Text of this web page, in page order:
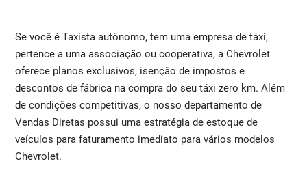
Se você é Taxista autônomo, tem uma empresa de táxi,
pertence a uma associação ou cooperativa, a Chevrolet
oferece planos exclusivos, isenção de impostos e
descontos de fábrica na compra do seu táxi zero km. Além
de condições competitivas, o nosso departamento de
Vendas Diretas possui uma estratégia de estoque de
veículos para faturamento imediato para vários modelos
Chevrolet.